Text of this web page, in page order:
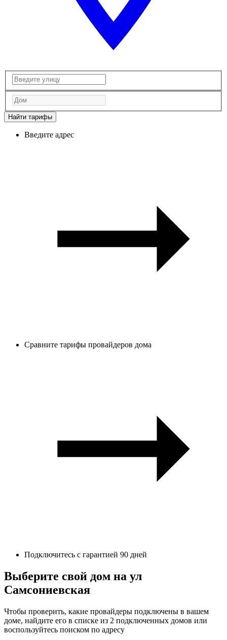
Найти тарифы
Введите адрес
Сравните тарифы провайдеров дома
Подключитесь с гарантией 90 дней
Выберите свой дом на ул
Самсониевская
Чтобы проверить, какие провайдеры подключены в вашем
доме, найдите его в списке из 2 подключенных домов или
воспользуйтесь поиском по адресу